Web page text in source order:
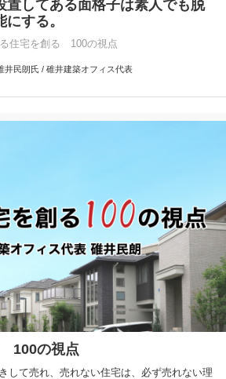
置してある面格子は素人でも脱
にする。
住宅を創る 100の視点
井民朗氏 / 碓井建築オフィス代表
100の視点
して売れ、売れない住宅は、必ず売れない理